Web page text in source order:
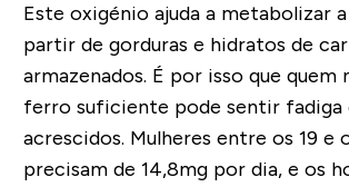
Este oxigénio ajuda a metabolizar
partir de gorduras e hidratos de
armazenados. É por isso que quem
ferro suficiente pode sentir fadiga
acrescidos. Mulheres entre os 19 e
precisam de 14,8mg por dia, e os